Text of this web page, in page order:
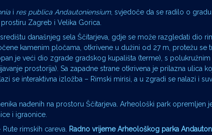
i res publica Andautoniensium, svjedoče da se radilo o
Zagreb i Velika Gorica.
današnjeg sela Ščitarjeva, gdje se može razgledati dio
kamenim pločama, otkrivene u dužini od 27 m, protežu se
je veći dio zgrade gradskog kupališta (terme), s polukružnim
prostorija). Sa zapadne strane otkrivena je prilazna ulica
se interaktivna izložba – Rimski mirisi, a u zgradi se nalazi i
nađenih na prostoru Ščitarjeva. Arheološki park opremljen
i igraonice.
rimskih careva.
Radno vrijeme Arheološkog parka